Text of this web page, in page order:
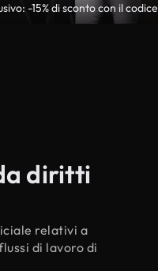
-15% di sconto con il codice
diritti
relativi a
di lavoro di